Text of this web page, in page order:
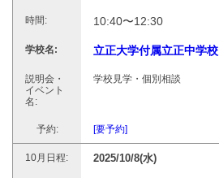
10:40〜12:30
立正大学付属立正中学校
学校見学・個別相談
[要予約]
2025/10/8(水)